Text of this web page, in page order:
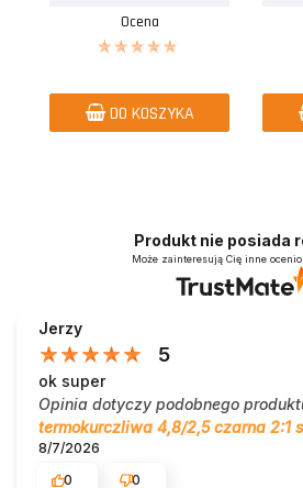
Ocena
DO KOSZYKA
Produkt nie posiada
Może zainteresują Cię inne
Jerzy
5
ok super
Opinia dotyczy podobnego
termokurczliwa 4,8/2,5 czarna 2:1
8/7/2026
0
0